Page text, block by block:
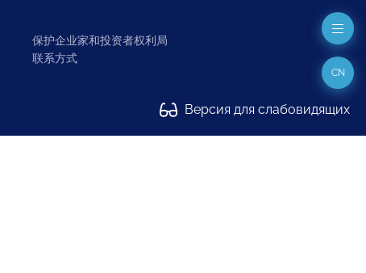
保护企业家和投资者权利局
联系方式
Версия для слабовидящих
CN